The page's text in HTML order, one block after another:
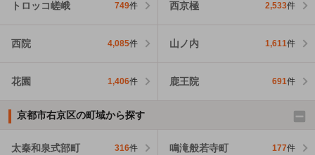
トロッコ嵯峨 749件 西京極 2,533件
西院 4,085件 山ノ内 1,611件
花園 1,406件 鹿王院 691件
京都市右京区の町域から探す
太秦和泉式部町 316件 鳴滝般若寺町 177件